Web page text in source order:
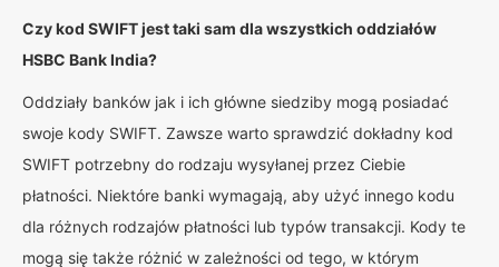
Czy kod SWIFT jest taki sam dla wszystkich oddziałów
HSBC Bank India?
Oddziały banków jak i ich główne siedziby mogą posiadać
swoje kody SWIFT. Zawsze warto sprawdzić dokładny kod
SWIFT potrzebny do rodzaju wysyłanej przez Ciebie
płatności. Niektóre banki wymagają, aby użyć innego kodu
dla różnych rodzajów płatności lub typów transakcji. Kody te
mogą się także różnić w zależności od tego, w którym